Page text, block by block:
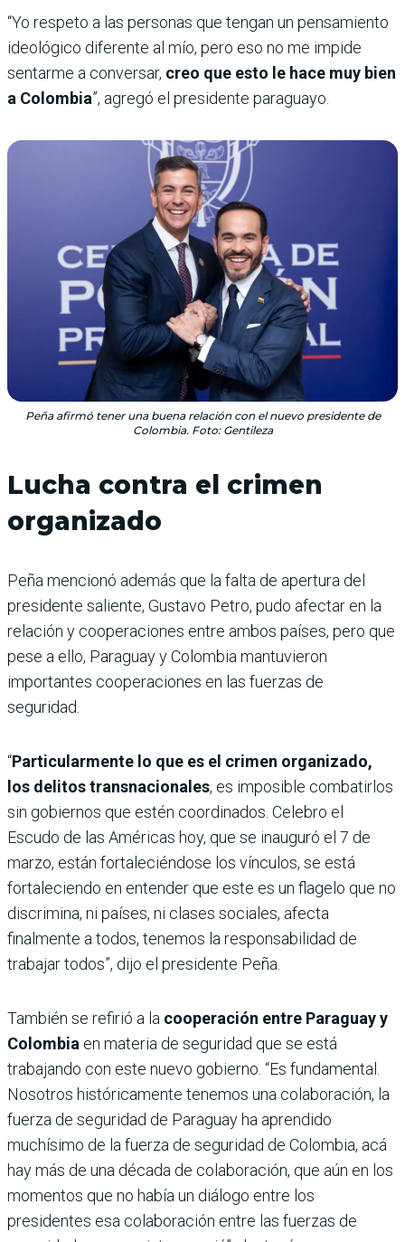
“Yo respeto a las personas que tengan un pensamiento
ideológico diferente al mío, pero eso no me impide
sentarme a conversar, creo que esto le hace muy bien
a Colombia”, agregó el presidente paraguayo.
Peña afirmó tener una buena relación con el nuevo presidente de
Colombia. Foto: Gentileza
Lucha contra el crimen
organizado
Peña mencionó además que la falta de apertura del
presidente saliente, Gustavo Petro, pudo afectar en la
relación y cooperaciones entre ambos países, pero que
pese a ello, Paraguay y Colombia mantuvieron
importantes cooperaciones en las fuerzas de
seguridad.
“Particularmente lo que es el crimen organizado,
los delitos transnacionales, es imposible combatirlos
sin gobiernos que estén coordinados. Celebro el
Escudo de las Américas hoy, que se inauguró el 7 de
marzo, están fortaleciéndose los vínculos, se está
fortaleciendo en entender que este es un flagelo que no
discrimina, ni países, ni clases sociales, afecta
finalmente a todos, tenemos la responsabilidad de
trabajar todos”, dijo el presidente Peña.
También se refirió a la cooperación entre Paraguay y
Colombia en materia de seguridad que se está
trabajando con este nuevo gobierno. “Es fundamental.
Nosotros históricamente tenemos una colaboración, la
fuerza de seguridad de Paraguay ha aprendido
muchísimo de la fuerza de seguridad de Colombia, acá
hay más de una década de colaboración, que aún en los
momentos que no había un diálogo entre los
presidentes esa colaboración entre las fuerzas de